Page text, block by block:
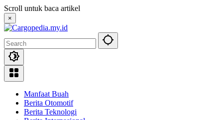
Skip
to
content
Scroll untuk baca artikel
×
Manfaat Buah
Berita Otomotif
Berita Teknologi